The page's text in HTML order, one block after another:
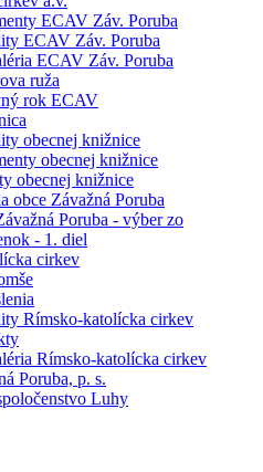
ECAV Záv. Poruba
ECAV Záv. Poruba
ECAV Záv. Poruba
ruža
rok ECAV
obecnej knižnice
obecnej knižnice
obecnej knižnice
obce Závažná Poruba
Poruba - výber zo
- 1. diel
cirkev
Rímsko-katolícka cirkev
Rímsko-katolícka cirkev
Poruba, p. s.
Luhy